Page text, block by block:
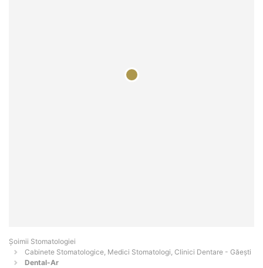
Șoimii Stomatologiei
Cabinete Stomatologice, Medici Stomatologi, Clinici Dentare - Găeşti
Dental-Ar